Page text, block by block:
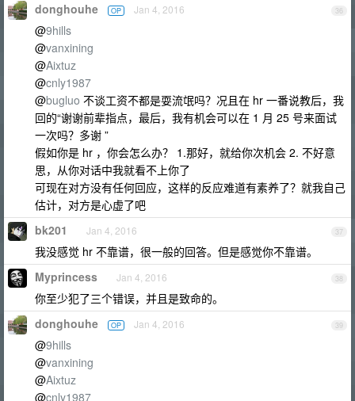
36
donghouhe OP Jan 4, 2016
@9hills
@vanxining
@Aixtuz
@cnly1987
@bugluo 不谈工资不都是耍流氓吗？况且在 hr 一番说教后，我
回的“谢谢前辈指点，最后，我有机会可以在 1 月 25 号来面试
一次吗？多谢 ”
假如你是 hr ，你会怎么办？ 1.那好，就给你次机会 2. 不好意
思，从你对话中我就看不上你了
可现在对方没有任何回应，这样的反应难道有素养了？就我自己
估计，对方是心虚了吧
37
bk201 Jan 4, 2016
我没感觉 hr 不靠谱，很一般的回答。但是感觉你不靠谱。
38
Myprincess Jan 4, 2016
你至少犯了三个错误，并且是致命的。
39
donghouhe OP Jan 4, 2016
@9hills
@vanxining
@Aixtuz
@cnly1987